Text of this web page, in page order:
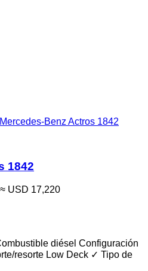
Mercedes-Benz Actros 1842
1842
≈ USD 17,220
diésel Configuración
resorte Low Deck ✓ Tipo de